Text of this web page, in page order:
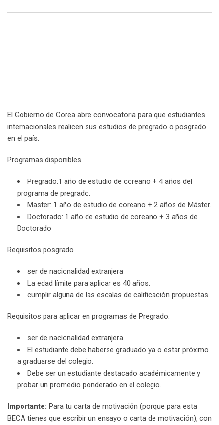
El Gobierno de Corea abre convocatoria para que estudiantes
internacionales realicen sus estudios de pregrado o posgrado
en el país.
Programas disponibles
Pregrado:1 año de estudio de coreano + 4 años del
programa de pregrado.
Master: 1 año de estudio de coreano + 2 años de Máster.
Doctorado: 1 año de estudio de coreano + 3 años de
Doctorado
Requisitos posgrado
ser de nacionalidad extranjera
La edad límite para aplicar es 40 años.
cumplir alguna de las escalas de calificación propuestas.
Requisitos para aplicar en programas de Pregrado:
ser de nacionalidad extranjera
El estudiante debe haberse graduado ya o estar próximo
a graduarse del colegio.
Debe ser un estudiante destacado académicamente y
probar un promedio ponderado en el colegio.
Importante: Para tu carta de motivación (porque para esta
BECA tienes que escribir un ensayo o carta de motivación), con